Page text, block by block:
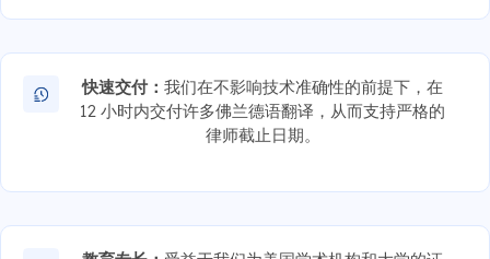
快速交付：我们在不影响技术准确性的前提下，在
12 小时内交付许多佛兰德语翻译，从而支持严格的
律师截止日期。